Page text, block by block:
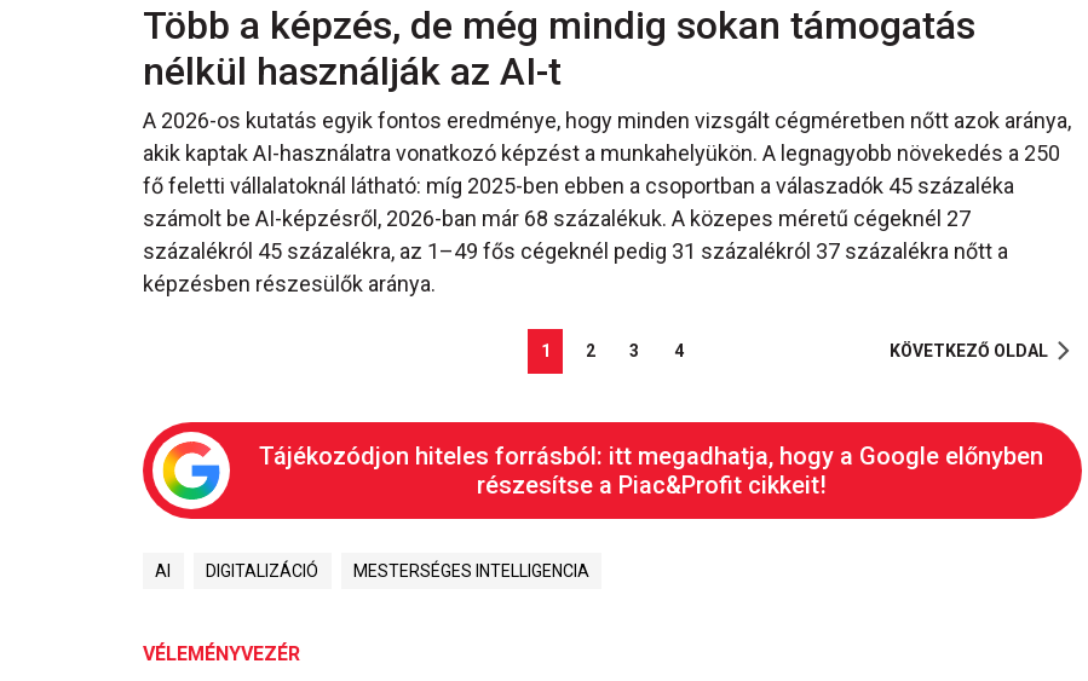
Több a képzés, de még mindig sokan támogatás
nélkül használják az AI-t
A 2026-os kutatás egyik fontos eredménye, hogy minden vizsgált cégméretben nőtt azok aránya,
akik kaptak AI-használatra vonatkozó képzést a munkahelyükön. A legnagyobb növekedés a 250
fő feletti vállalatoknál látható: míg 2025-ben ebben a csoportban a válaszadók 45 százaléka
számolt be AI-képzésről, 2026-ban már 68 százalékuk. A közepes méretű cégeknél 27
százalékról 45 százalékra, az 1–49 fős cégeknél pedig 31 százalékról 37 százalékra nőtt a
képzésben részesülők aránya.
1 2 3 4 KÖVETKEZŐ OLDAL
Tájékozódjon hiteles forrásból: itt megadhatja, hogy a Google előnyben
részesítse a Piac&Profit cikkeit!
AI DIGITALIZÁCIÓ MESTERSÉGES INTELLIGENCIA
VÉLEMÉNYVEZÉR